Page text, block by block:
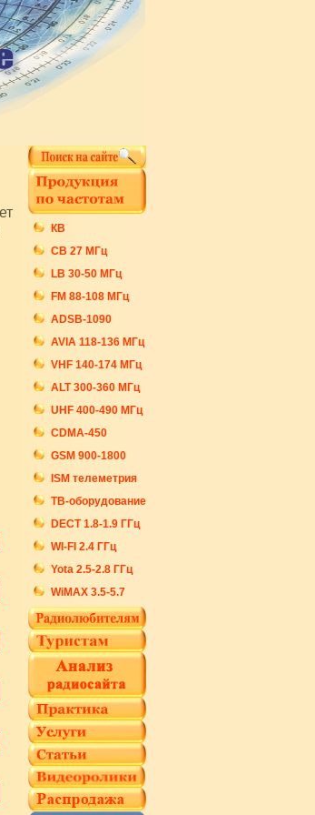
КВ
СB 27 МГц
LB 30-50 МГц
FM 88-108 МГц
ADSB-1090
AVIA 118-136 МГц
VHF 140-174 МГц
ALT 300-360 МГц
UHF 400-490 МГц
CDMA-450
GSM 900-1800
ISM телеметрия
ТВ-оборудование
DECT 1.8-1.9 ГГц
WI-FI 2.4 ГГц
Yota 2.5-2.8 ГГц
WiMAX 3.5-5.7